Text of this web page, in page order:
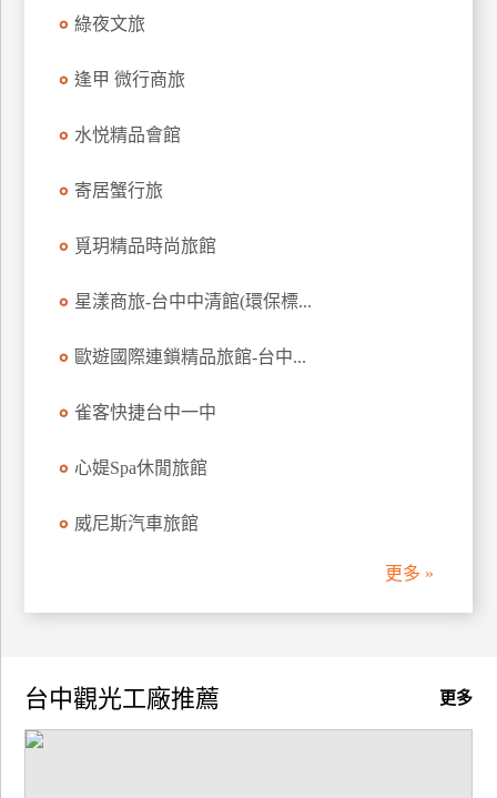
旅
計
綠夜文旅
逢甲 微行商旅
水悦精品會館
寄居蟹行旅
覓玥精品時尚旅館
星漾商旅-台中中清館(環保標...
歐遊國際連鎖精品旅館-台中...
雀客快捷台中一中
心媞Spa休閒旅館
威尼斯汽車旅館
更多 »
更多
台中觀光工廠推薦